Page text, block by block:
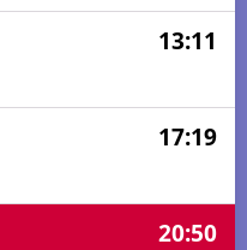
13:11
17:19
20:50